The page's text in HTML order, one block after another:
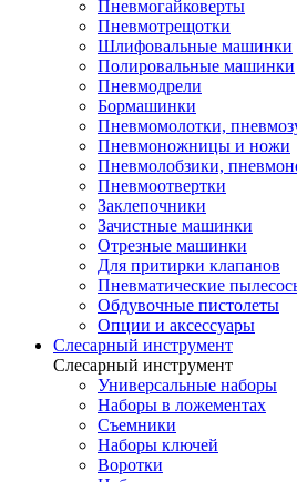
Пневмогайковерты
Пневмотрещотки
Шлифовальные машинки
Полировальные машинки
Пневмодрели
Бормашинки
Пневмомолотки,
Пневмоножницы и ножи
Пневмолобзики,
Пневмоотвертки
Заклепочники
Зачистные машинки
Отрезные машинки
Для притирки клапанов
Пневматические
Обдувочные пистолеты
Опции и аксессуары
Слесарный инструмент
Слесарный инструмент
Универсальные наборы
Наборы в ложементах
Съемники
Наборы ключей
Воротки